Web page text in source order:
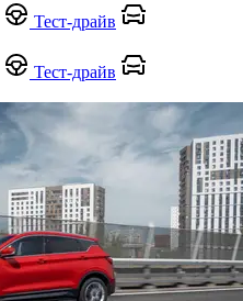
Тест-драйв
Тест-драйв